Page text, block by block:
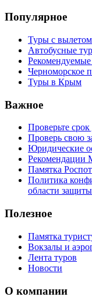
Популярное
Туры с
Автобусные
Черноморское
Туры в Крым
Важное
Проверьте срок
Проверь свою
Юридические
Памятка
Политика
области
Полезное
Памятка
Вокзалы и
Лента туров
Новости
О компании